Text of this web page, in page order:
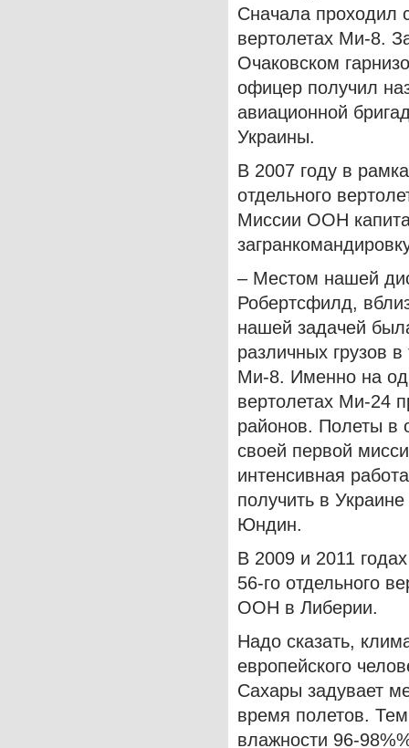
Сначала проходил
вертолетах Ми-8.
Очаковском
офицер получил
авиационной
Украины.
В 2007 году в
отдельного
Миссии ООН
– Местом нашей
Робертсфилд,
нашей задачей
различных грузов
Ми-8. Именно на
вертолетах Ми-24
районов. Полеты в
своей первой
интенсивная
получить в
Юндин.
В 2009 и 2011
56-го отдельного
ООН в Либерии.
Надо сказать,
европейского
Сахары задувает
время полетов.
влажности 96-